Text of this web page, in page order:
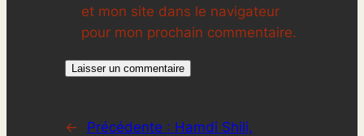
et mon site dans le navigateur
pour mon prochain commentaire.
← Précédente : Hamdi Shili,